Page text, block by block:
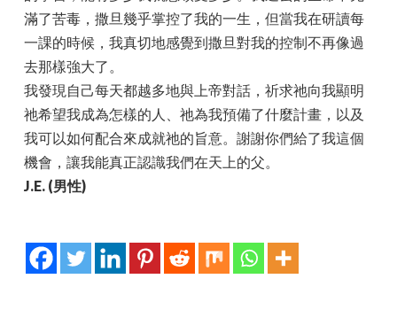
滿了苦毒，撒旦幾乎掌控了我的一生，但當我在研讀每
一課的時候，我真切地感覺到撒旦對我的控制不再像過
去那樣強大了。
我發現自己每天都越多地與上帝對話，祈求祂向我顯明
祂希望我成為怎樣的人、祂為我預備了什麼計畫，以及
我可以如何配合來成就祂的旨意。謝謝你們給了我這個
機會，讓我能真正認識我們在天上的父。
J.E. (男性)